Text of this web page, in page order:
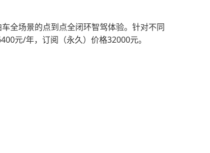
全场景的点到点全闭环智驾体验。针对不同
元/年，订阅（永久）价格32000元。